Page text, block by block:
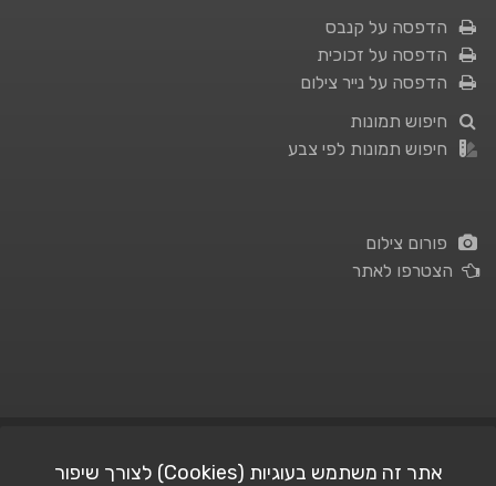
הדפסה על קנבס
הדפסה על זכוכית
הדפסה על נייר צילום
חיפוש תמונות
חיפוש תמונות לפי צבע
פורום צילום
הצטרפו לאתר
אתר זה משתמש בעוגיות (Cookies) לצורך שיפור